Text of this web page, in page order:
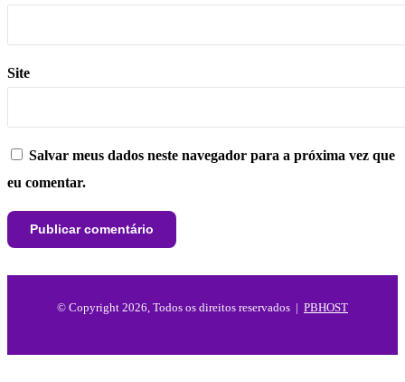
Site
Salvar meus dados neste navegador para a próxima vez que
eu comentar.
© Copyright 2026, Todos os direitos reservados | PBHOST